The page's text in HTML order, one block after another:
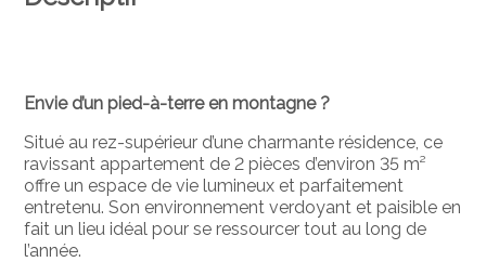
Envie d’un pied-à-terre en montagne ?
Situé au rez-supérieur d’une charmante résidence, ce
ravissant appartement de 2 pièces d’environ 35 m²
offre un espace de vie lumineux et parfaitement
entretenu. Son environnement verdoyant et paisible en
fait un lieu idéal pour se ressourcer tout au long de
l’année.